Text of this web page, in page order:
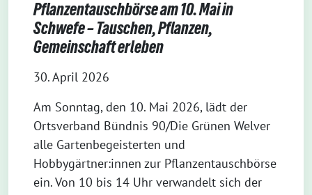
Pflanzentauschbörse am 10. Mai in
Schwefe – Tauschen, Pflanzen,
Gemeinschaft erleben
30. April 2026
Am Sonntag, den 10. Mai 2026, lädt der
Ortsverband Bündnis 90/Die Grünen Welver
alle Gartenbegeisterten und
Hobbygärtner:innen zur Pflanzentauschbörse
ein. Von 10 bis 14 Uhr verwandelt sich der